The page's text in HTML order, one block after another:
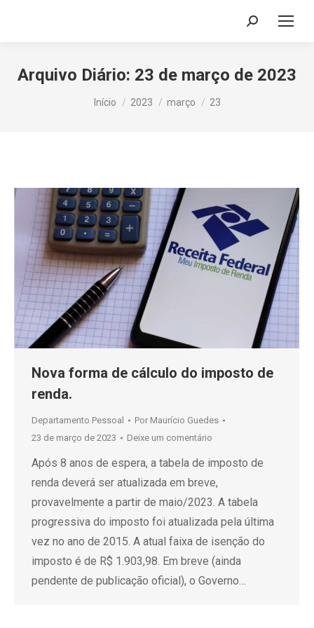
Search:
Arquivo Diário: 23 de março de 2023
Você está aqui:
Início 2023 março 23
Nova forma de cálculo do imposto de
renda.
Departamento Pessoal Por Maurício Guedes
23 de março de 2023
Deixe um comentário
Após 8 anos de espera, a tabela de imposto de
renda deverá ser atualizada em breve,
provavelmente a partir de maio/2023. A tabela
progressiva do imposto foi atualizada pela última
vez no ano de 2015. A atual faixa de isenção do
imposto é de R$ 1.903,98. Em breve (ainda
pendente de publicação oficial), o Governo…